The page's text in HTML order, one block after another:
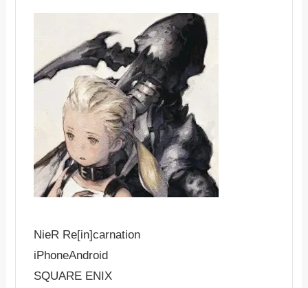
NieR Re[in]carnation
iPhoneAndroid
SQUARE ENIX